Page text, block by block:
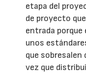
etapa del
de proyecto
entrada porque
unos
que sobresalen
vez que